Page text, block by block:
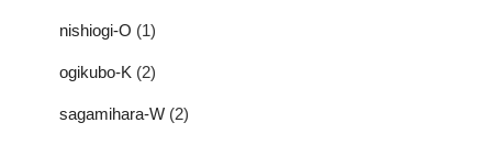
nishiogi-O (1)
ogikubo-K (2)
sagamihara-W (2)